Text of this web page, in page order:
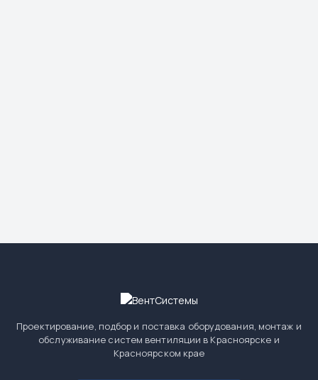
Проектирование, подбор и поставка оборудования, монтаж и
обслуживание систем вентиляции в Красноярске и
Красноярском крае